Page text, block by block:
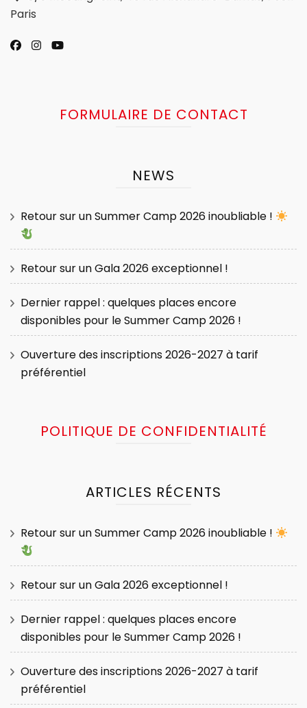
Paris
FORMULAIRE DE CONTACT
NEWS
Retour sur un Summer Camp 2026 inoubliable !
Retour sur un Gala 2026 exceptionnel !
Dernier rappel : quelques places encore
disponibles pour le Summer Camp 2026 !
Ouverture des inscriptions 2026-2027 à tarif
préférentiel
POLITIQUE DE CONFIDENTIALITÉ
ARTICLES RÉCENTS
Retour sur un Summer Camp 2026 inoubliable !
Retour sur un Gala 2026 exceptionnel !
Dernier rappel : quelques places encore
disponibles pour le Summer Camp 2026 !
Ouverture des inscriptions 2026-2027 à tarif
préférentiel